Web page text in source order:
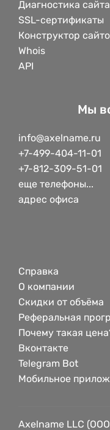
Диагностика
SSL-сертификаты
Конструктор
Whois
API
Мы
info@axelname.ru
+7-499-404-11-01
+7-812-309-51-01
еще телефоны...
адрес офиса
Справка
О компании
Скидки от объёма
Реферальная
Почему такая
Вконтакте
Telegram Bot
Мобильное
Axelname LLC